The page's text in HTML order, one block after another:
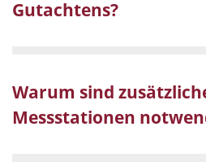
Gutachtens?
Warum sind
Messstationen